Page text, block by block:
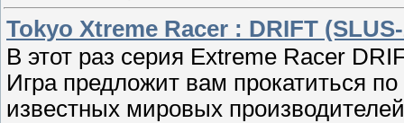
Tokyo Xtreme Racer : DRIFT
В этот раз серия Extreme Racer
Игра предложит вам прокатиться
известных мировых